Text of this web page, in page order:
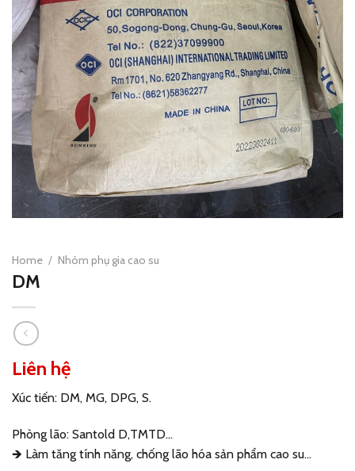
Home / Nhóm phụ gia cao su
DM
Liên hệ
Xúc tiến: DM, MG, DPG, S.
Phòng lão: Santold D,TMTD…
🡺 Làm tăng tính năng, chống lão hóa sản phẩm cao su…